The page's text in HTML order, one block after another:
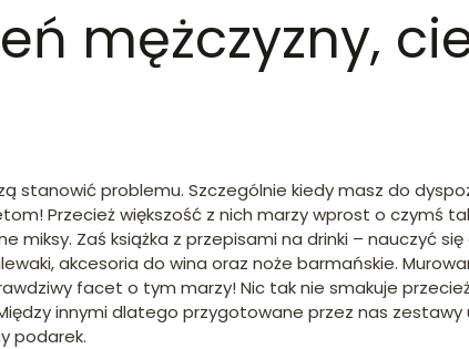
mężczyzny,
stanowić problemu. Szczególnie kiedy masz do
Przecież większość z nich marzy wprost o czymś
miksy. Zaś książka z przepisami na drinki – nauczyć
akcesoria do wina oraz noże barmańskie.
facet o tym marzy! Nic tak nie smakuje
innymi dlatego przygotowane przez nas
podarek.